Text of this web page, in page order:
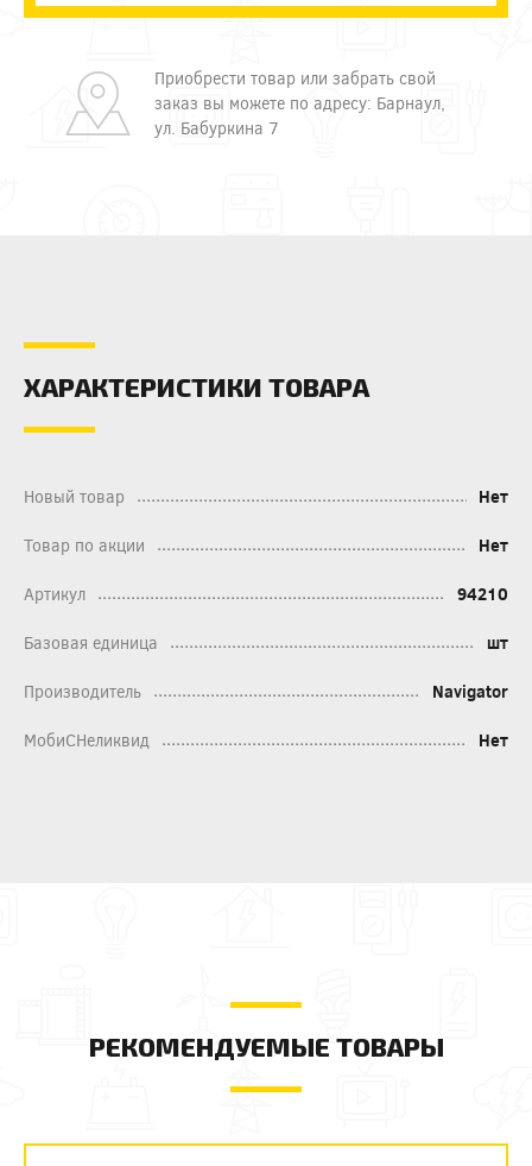
Приобрести товар или забрать свой
заказ вы можете по адресу: Барнаул,
ул. Бабуркина 7
ХАРАКТЕРИСТИКИ ТОВАРА
Новый товар Нет
Товар по акции Нет
Артикул 94210
Базовая единица шт
Производитель Navigator
МобиСНеликвид Нет
РЕКОМЕНДУЕМЫЕ ТОВАРЫ